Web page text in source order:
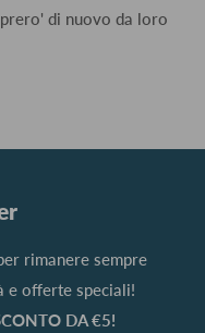
di nuovo da loro
rimanere sempre
e offerte speciali!
DA €5!